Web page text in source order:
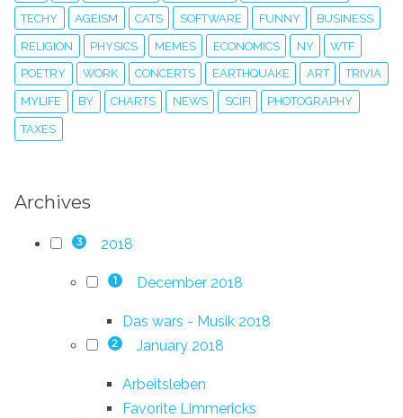
TECHY AGEISM CATS SOFTWARE FUNNY BUSINESS
RELIGION PHYSICS MEMES ECONOMICS NY WTF
POETRY WORK CONCERTS EARTHQUAKE ART TRIVIA
MYLIFE BY CHARTS NEWS SCIFI PHOTOGRAPHY
TAXES
Archives
3 2018
1 December 2018
Das wars - Musik 2018
2 January 2018
Arbeitsleben
Favorite Limmericks